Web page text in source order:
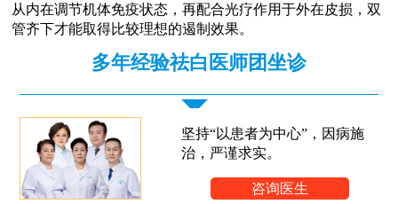
从内在调节机体免疫状态，再配合光疗作用于外在皮损，双
管齐下才能取得比较理想的遏制效果。
多年经验祛白医师团坐诊
坚持“以患者为中心”，因病施
治，严谨求实。
咨询医生